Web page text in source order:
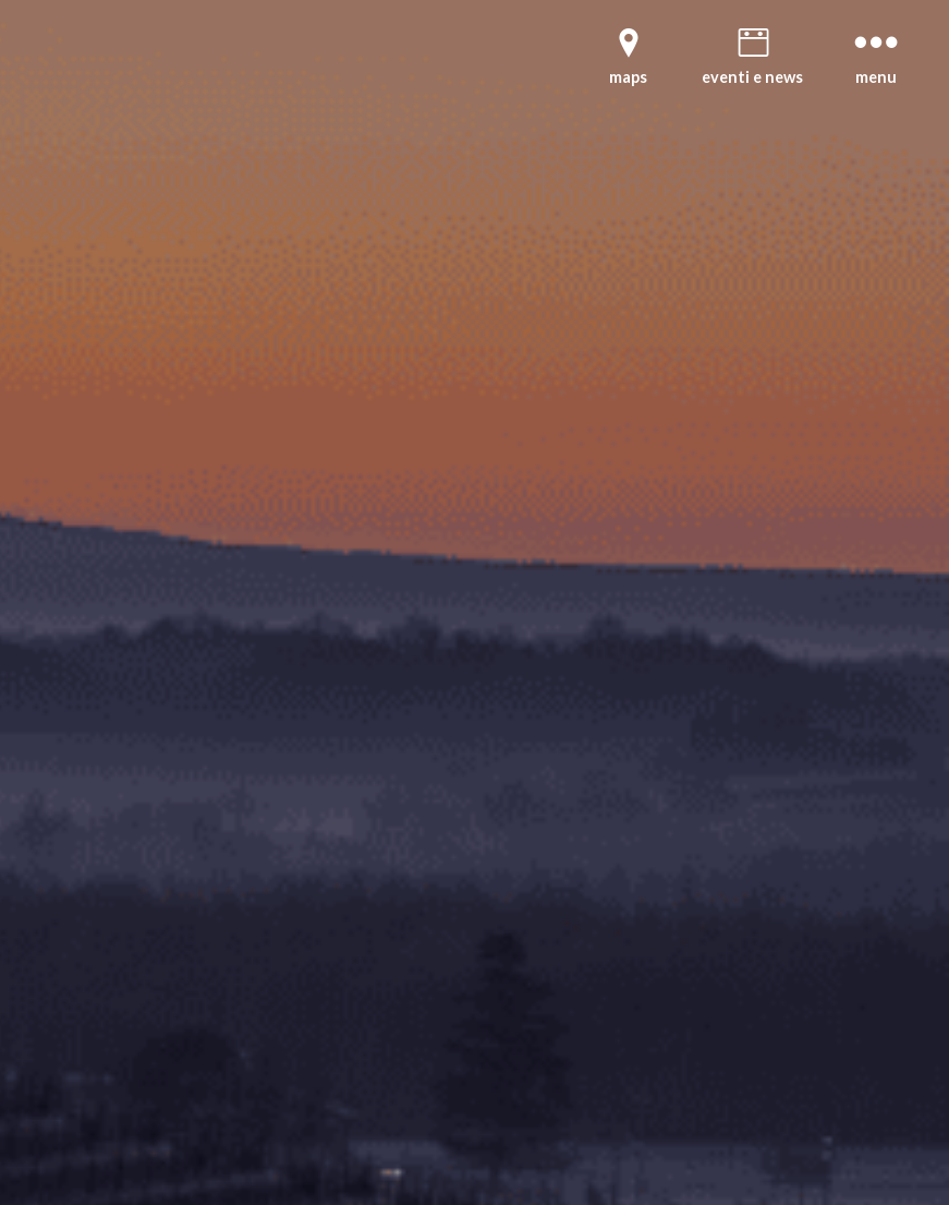
maps eventi e news menu